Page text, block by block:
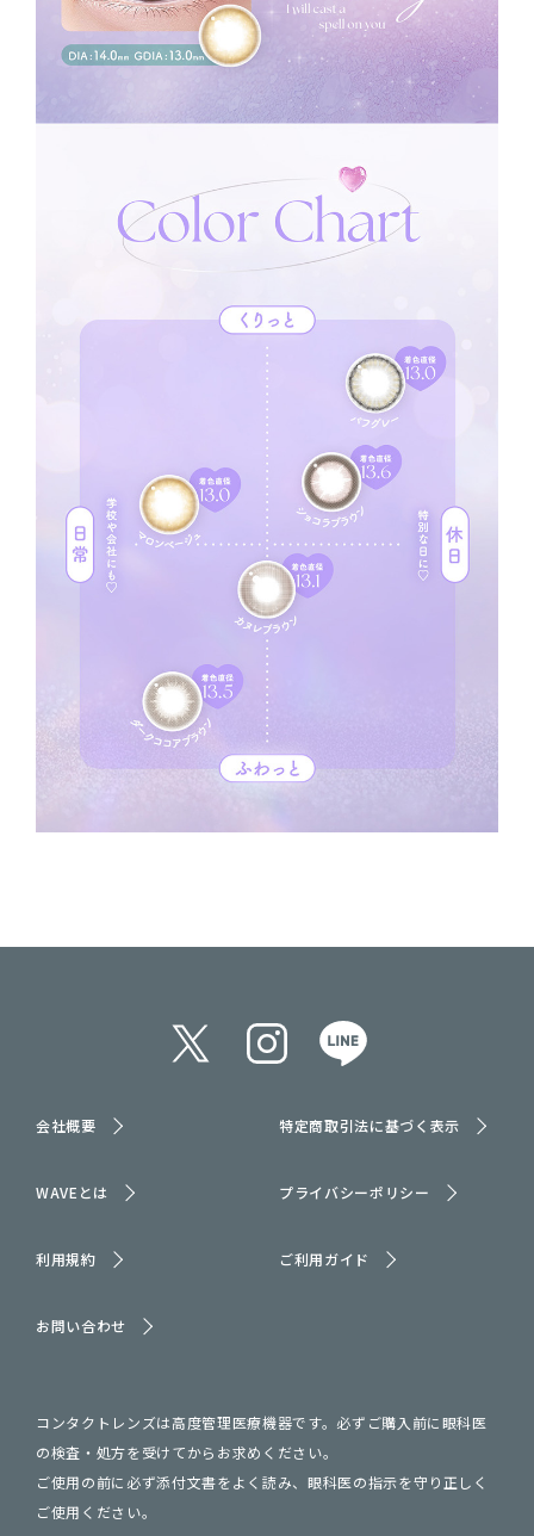
会社概要 特定商取引法に基づく表示
WAVEとは プライバシーポリシー
利用規約 ご利用ガイド
お問い合わせ
コンタクトレンズは高度管理医療機器です。必ずご購入前に眼科医
の検査・処方を受けてからお求めください。
ご使用の前に必ず添付文書をよく読み、眼科医の指示を守り正しく
ご使用ください。